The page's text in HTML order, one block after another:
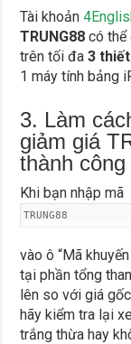
Tài khoản
TRUNG88 có thể
trên tối đa3
1 máy tính bảng
3. Làm
giảm giá
thành
Khi bạn nhập mã
TRUNG88
vào ô “Mã
tại phần tổng
lên so với giá
hãy kiểm tra lại
trắng thừa hay